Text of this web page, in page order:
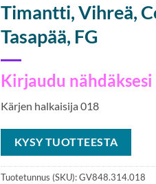
Timantti, Vihreä,
Tasapää, FG
Kirjaudu
Kärjen halkaisija 018
KYSY TUOTTEESTA
Tuotetunnus (SKU):GV848.314.018